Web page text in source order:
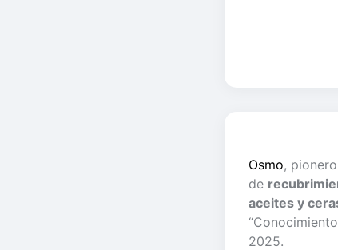
Osmo,
de
aceites y
2025.